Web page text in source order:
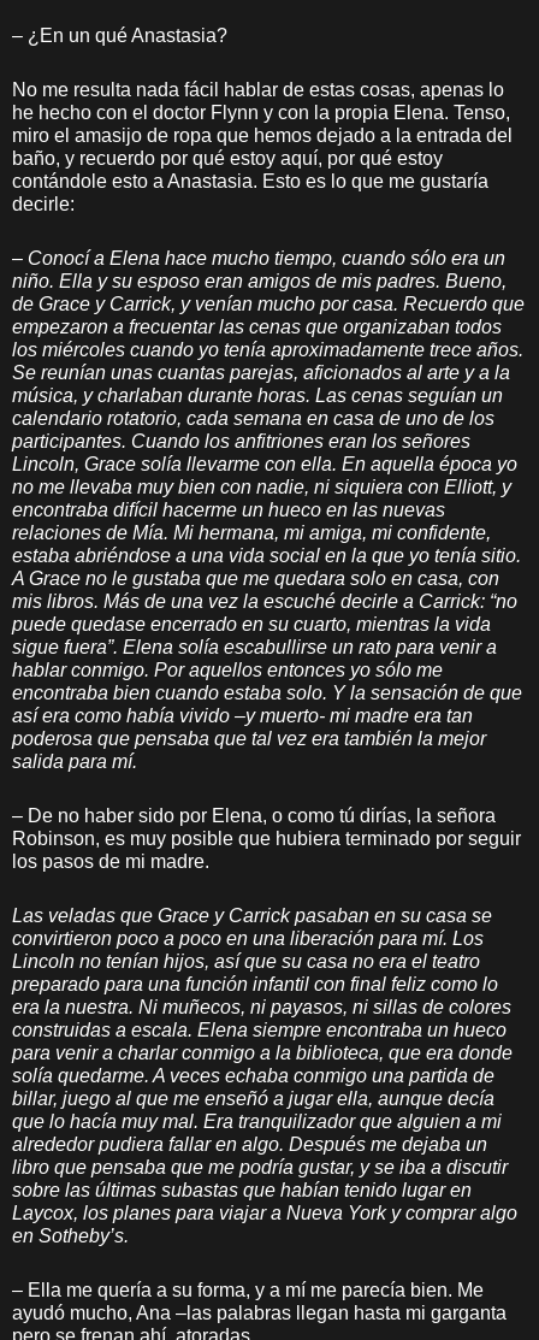
– ¿En un qué Anastasia?
No me resulta nada fácil hablar de estas cosas, apenas lo
he hecho con el doctor Flynn y con la propia Elena. Tenso,
miro el amasijo de ropa que hemos dejado a la entrada del
baño, y recuerdo por qué estoy aquí, por qué estoy
contándole esto a Anastasia. Esto es lo que me gustaría
decirle:
– Conocí a Elena hace mucho tiempo, cuando sólo era un
niño. Ella y su esposo eran amigos de mis padres. Bueno,
de Grace y Carrick, y venían mucho por casa. Recuerdo que
empezaron a frecuentar las cenas que organizaban todos
los miércoles cuando yo tenía aproximadamente trece años.
Se reunían unas cuantas parejas, aficionados al arte y a la
música, y charlaban durante horas. Las cenas seguían un
calendario rotatorio, cada semana en casa de uno de los
participantes. Cuando los anfitriones eran los señores
Lincoln, Grace solía llevarme con ella. En aquella época yo
no me llevaba muy bien con nadie, ni siquiera con Elliott, y
encontraba difícil hacerme un hueco en las nuevas
relaciones de Mía. Mi hermana, mi amiga, mi confidente,
estaba abriéndose a una vida social en la que yo tenía sitio.
A Grace no le gustaba que me quedara solo en casa, con
mis libros. Más de una vez la escuché decirle a Carrick: “no
puede quedase encerrado en su cuarto, mientras la vida
sigue fuera”. Elena solía escabullirse un rato para venir a
hablar conmigo. Por aquellos entonces yo sólo me
encontraba bien cuando estaba solo. Y la sensación de que
así era como había vivido –y muerto- mi madre era tan
poderosa que pensaba que tal vez era también la mejor
salida para mí.
– De no haber sido por Elena, o como tú dirías, la señora
Robinson, es muy posible que hubiera terminado por seguir
los pasos de mi madre.
Las veladas que Grace y Carrick pasaban en su casa se
convirtieron poco a poco en una liberación para mí. Los
Lincoln no tenían hijos, así que su casa no era el teatro
preparado para una función infantil con final feliz como lo
era la nuestra. Ni muñecos, ni payasos, ni sillas de colores
construidas a escala. Elena siempre encontraba un hueco
para venir a charlar conmigo a la biblioteca, que era donde
solía quedarme. A veces echaba conmigo una partida de
billar, juego al que me enseñó a jugar ella, aunque decía
que lo hacía muy mal. Era tranquilizador que alguien a mi
alrededor pudiera fallar en algo. Después me dejaba un
libro que pensaba que me podría gustar, y se iba a discutir
sobre las últimas subastas que habían tenido lugar en
Laycox, los planes para viajar a Nueva York y comprar algo
en Sotheby’s.
– Ella me quería a su forma, y a mí me parecía bien. Me
ayudó mucho, Ana –las palabras llegan hasta mi garganta
pero se frenan ahí, atoradas.